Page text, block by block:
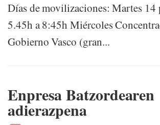
Días de movilizaciones: Martes 14
5.45h a 8:45h Miércoles
Gobierno Vasco (gran...
Enpresa Batzordearen
adierazpena